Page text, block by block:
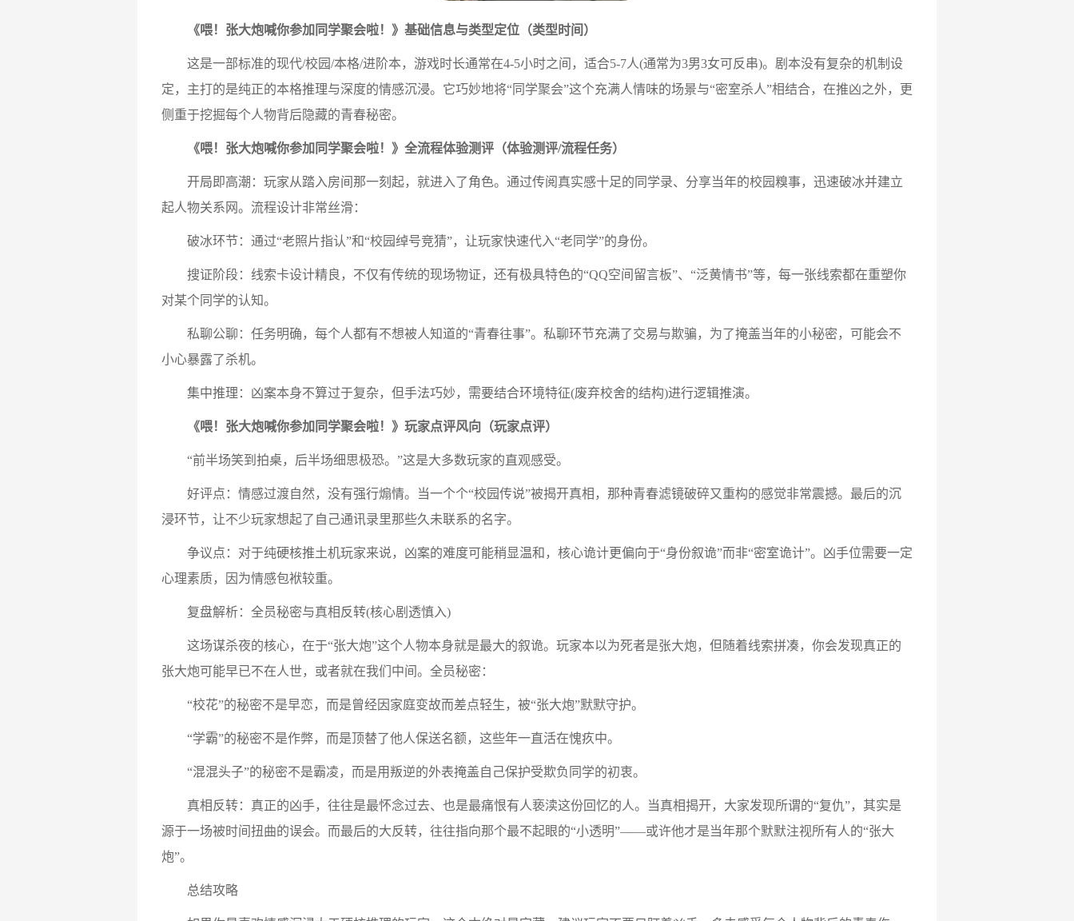
《喂！张大炮喊你参加同学聚会啦！》基础信息与类型定位（类型时间）
这是一部标准的现代/校园/本格/进阶本，游戏时长通常在4-5小时之间，适合5-7人(通常为3男3女可反串)。剧本没有复杂的机制设
定，主打的是纯正的本格推理与深度的情感沉浸。它巧妙地将“同学聚会”这个充满人情味的场景与“密室杀人”相结合，在推凶之外，更
侧重于挖掘每个人物背后隐藏的青春秘密。
《喂！张大炮喊你参加同学聚会啦！》全流程体验测评（体验测评/流程任务）
开局即高潮：玩家从踏入房间那一刻起，就进入了角色。通过传阅真实感十足的同学录、分享当年的校园糗事，迅速破冰并建立
起人物关系网。流程设计非常丝滑：
破冰环节：通过“老照片指认”和“校园绰号竞猜”，让玩家快速代入“老同学”的身份。
搜证阶段：线索卡设计精良，不仅有传统的现场物证，还有极具特色的“QQ空间留言板”、“泛黄情书”等，每一张线索都在重塑你
对某个同学的认知。
私聊公聊：任务明确，每个人都有不想被人知道的“青春往事”。私聊环节充满了交易与欺骗，为了掩盖当年的小秘密，可能会不
小心暴露了杀机。
集中推理：凶案本身不算过于复杂，但手法巧妙，需要结合环境特征(废弃校舍的结构)进行逻辑推演。
《喂！张大炮喊你参加同学聚会啦！》玩家点评风向（玩家点评）
“前半场笑到拍桌，后半场细思极恐。”这是大多数玩家的直观感受。
好评点：情感过渡自然，没有强行煽情。当一个个“校园传说”被揭开真相，那种青春滤镜破碎又重构的感觉非常震撼。最后的沉
浸环节，让不少玩家想起了自己通讯录里那些久未联系的名字。
争议点：对于纯硬核推土机玩家来说，凶案的难度可能稍显温和，核心诡计更偏向于“身份叙诡”而非“密室诡计”。凶手位需要一定
心理素质，因为情感包袱较重。
复盘解析：全员秘密与真相反转(核心剧透慎入)
这场谋杀夜的核心，在于“张大炮”这个人物本身就是最大的叙诡。玩家本以为死者是张大炮，但随着线索拼凑，你会发现真正的
张大炮可能早已不在人世，或者就在我们中间。全员秘密：
“校花”的秘密不是早恋，而是曾经因家庭变故而差点轻生，被“张大炮”默默守护。
“学霸”的秘密不是作弊，而是顶替了他人保送名额，这些年一直活在愧疚中。
“混混头子”的秘密不是霸凌，而是用叛逆的外表掩盖自己保护受欺负同学的初衷。
真相反转：真正的凶手，往往是最怀念过去、也是最痛恨有人亵渎这份回忆的人。当真相揭开，大家发现所谓的“复仇”，其实是
源于一场被时间扭曲的误会。而最后的大反转，往往指向那个最不起眼的“小透明”——或许他才是当年那个默默注视所有人的“张大
炮”。
总结攻略